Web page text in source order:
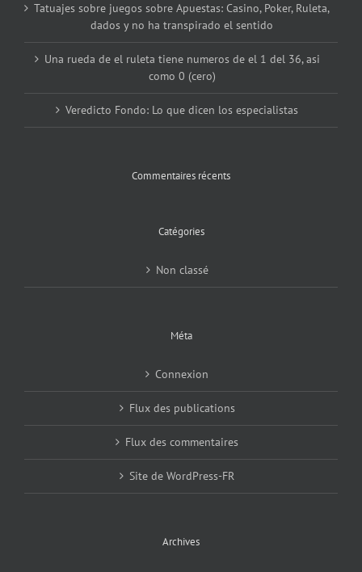
Tatuajes sobre juegos sobre Apuestas: Casino, Poker, Ruleta,
dados y no ha transpirado el sentido
Una rueda de el ruleta tiene numeros de el 1 del 36, asi
como 0 (cero)
Veredicto Fondo: Lo que dicen los especialistas
Commentaires récents
Catégories
Non classé
Méta
Connexion
Flux des publications
Flux des commentaires
Site de WordPress-FR
Archives